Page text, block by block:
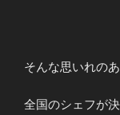
そんな思いれの
全国のシェフが